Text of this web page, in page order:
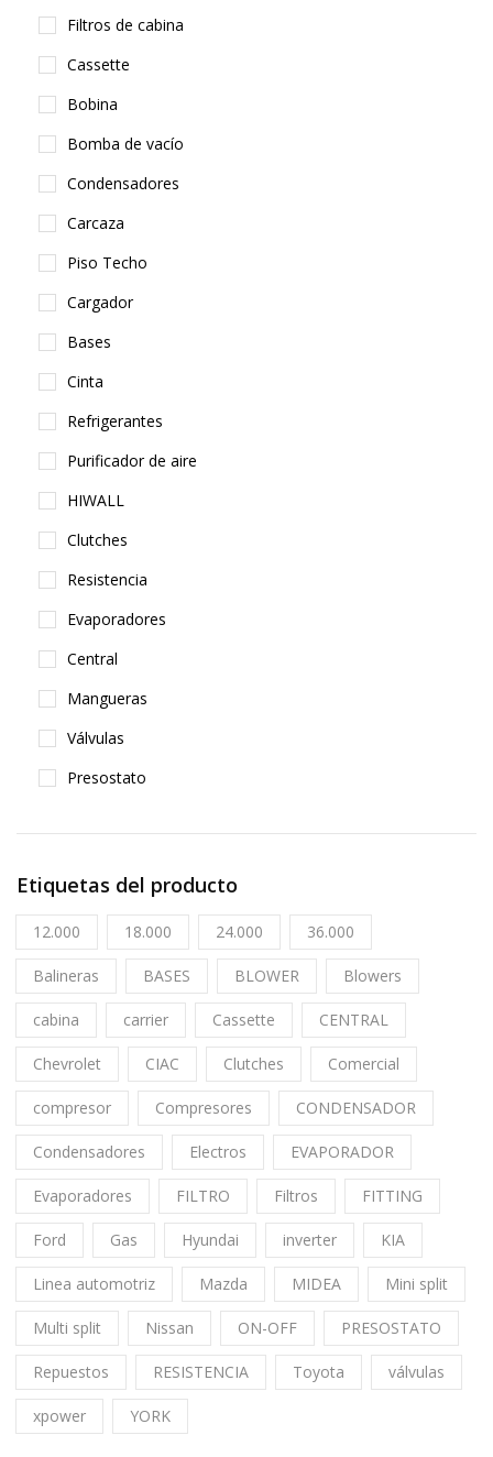
Filtros de cabina
Cassette
Bobina
Bomba de vacío
Condensadores
Carcaza
Piso Techo
Cargador
Bases
Cinta
Refrigerantes
Purificador de aire
HIWALL
Clutches
Resistencia
Evaporadores
Central
Mangueras
Válvulas
Presostato
Etiquetas del producto
12.000 18.000 24.000 36.000
Balineras BASES BLOWER Blowers
cabina carrier Cassette CENTRAL
Chevrolet CIAC Clutches Comercial
compresor Compresores CONDENSADOR
Condensadores Electros EVAPORADOR
Evaporadores FILTRO Filtros FITTING
Ford Gas Hyundai inverter KIA
Linea automotriz Mazda MIDEA Mini split
Multi split Nissan ON-OFF PRESOSTATO
Repuestos RESISTENCIA Toyota válvulas
xpower YORK